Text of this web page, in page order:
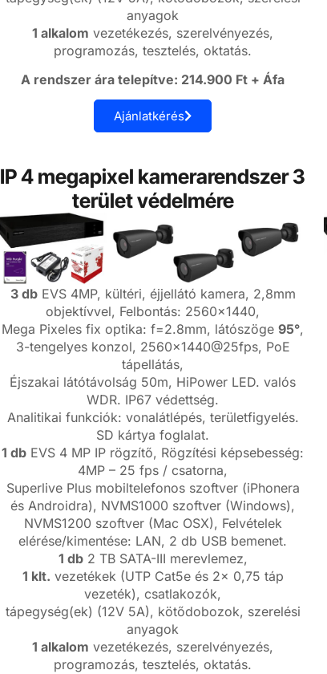
anyagok
1 alkalom vezetékezés, szerelvényezés,
programozás, tesztelés, oktatás.
A rendszer ára telepítve: 214.900 Ft + Áfa
Ajánlatkérés
IP 4 megapixel kamerarendszer 3
terület védelmére
3 dbEVS 4MP, kültéri, éjjellátó kamera, 2,8mm
objektívvel, Felbontás: 2560×1440,
Mega Pixeles fix optika: f=2.8mm, látószöge95°,
3-tengelyes konzol, 2560×1440@25fps, PoE
tápellátás,
Éjszakai látótávolság 50m, HiPower LED. valós
WDR. IP67 védettség.
Analitikai funkciók: vonalátlépés, területfigyelés.
SD kártya foglalat.
1 db EVS 4 MP IP rögzítő, Rögzítési képsebesség:
4MP – 25 fps / csatorna,
Superlive Plus mobiltelefonos szoftver (iPhonera
és Androidra), NVMS1000 szoftver (Windows),
NVMS1200 szoftver (Mac OSX), Felvételek
elérése/kimentése: LAN, 2 db USB bemenet.
1 db2 TB SATA-III merevlemez,
1 klt. vezetékek (UTP Cat5e és 2x 0,75 táp
vezeték), csatlakozók,
tápegység(ek) (12V 5A), kötődobozok, szerelési
anyagok
1 alkalom vezetékezés, szerelvényezés,
programozás, tesztelés, oktatás.